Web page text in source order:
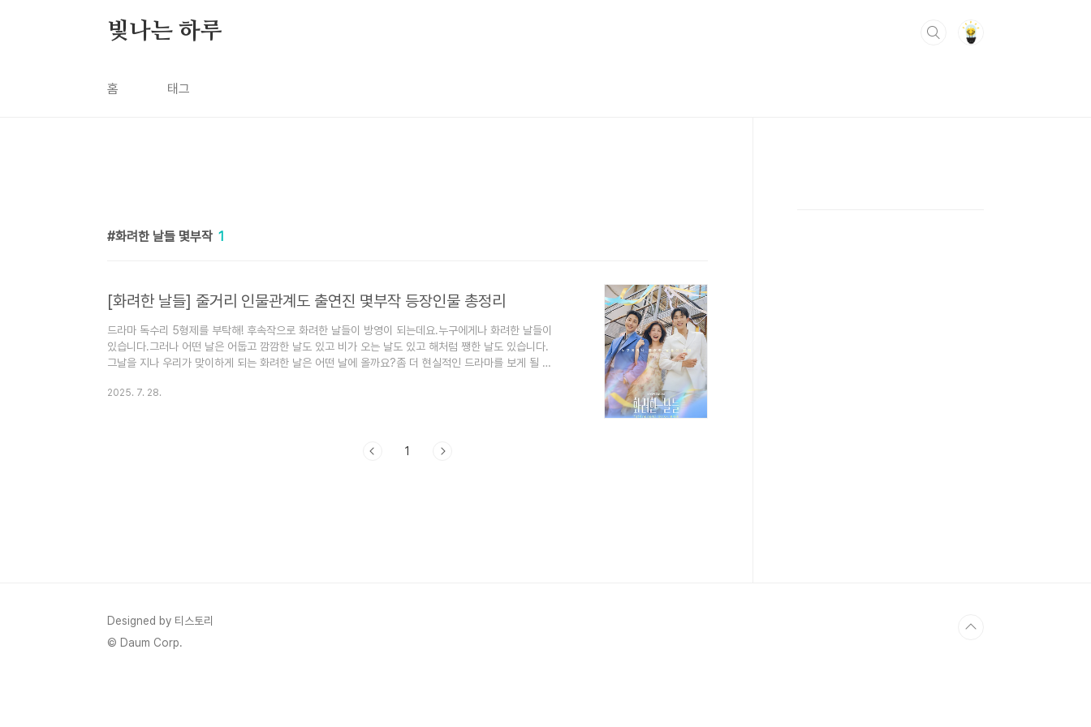
빛나는 하루
홈 태그
화려한 날들 몇부작 1
[화려한 날들] 줄거리 인물관계도 출연진 몇부작 등장인물 총정리
드라마 독수리 5형제를 부탁해! 후속작으로 화려한 날들이 방영이 되는데요.누구에게나 화려한 날들이
있습니다.그러나 어떤 날은 어둡고 깜깜한 날도 있고 비가 오는 날도 있고 해처럼 쨍한 날도 있습니다.
그날을 지나 우리가 맞이하게 되는 화려한 날은 어떤 날에 올까요?좀 더 현실적인 드라마를 보게 될 것
화려한 날들 정보 화려한 날들 드라마 장르는 가족, 로맨틱 드라마입니다.화려한 날들 드라마 방송은
2025. 7. 28.
1
Designed by 티스토리
© Daum Corp.